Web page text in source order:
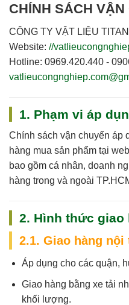
CHÍNH SÁCH VẬN
CÔNG TY VẬT LIỆU TITAN
Website: //
Hotline: 0969.420.440 -
1. Phạm vi áp
Chính sách vận chuyển áp
hàng mua sản phẩm tại
bao gồm cá nhân, doanh
hàng trong và ngoài
2. Hình thức giao
2.1. Giao hàng nội
Áp dụng cho các quận,
Giao hàng bằng xe tải
khối lượng.